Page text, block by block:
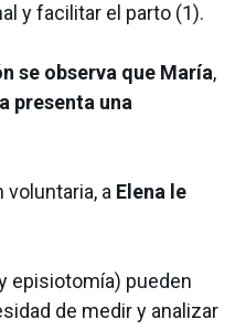
y facilitar el parto (1).
se observa que María,
presenta una
a Elena le
episiotomía) pueden
de medir y analizar